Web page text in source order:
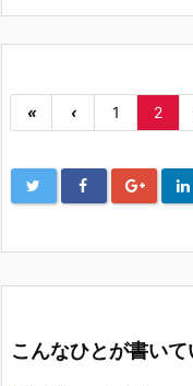
« ‹ 1 2
こんなひとが書い